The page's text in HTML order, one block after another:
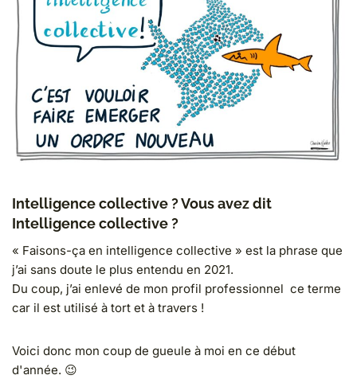
Intelligence collective ? Vous avez dit
Intelligence collective ?
« Faisons-ça en intelligence collective » est la phrase que
j’ai sans doute le plus entendu en 2021.
Du coup, j’ai enlevé de mon profil professionnel ce terme
car il est utilisé à tort et à travers !
Voici donc mon coup de gueule à moi en ce début
d'année. 😉